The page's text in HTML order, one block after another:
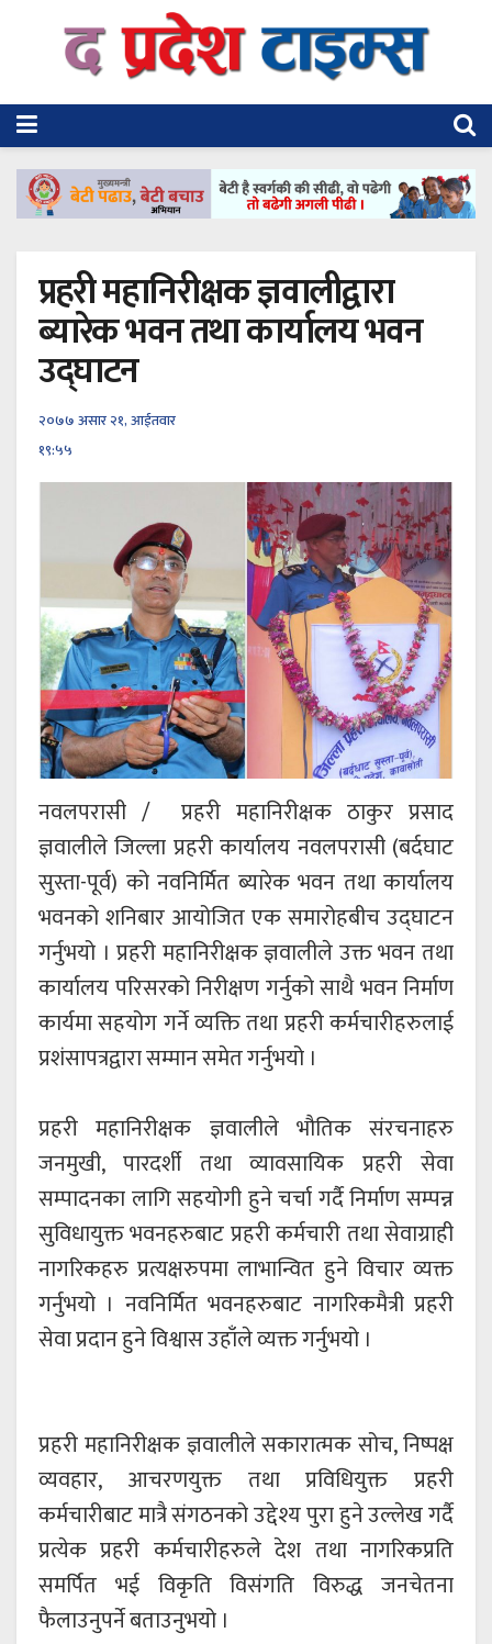
प्रहरी महानिरीक्षक ज्ञवालीद्वारा
ब्यारेक भवन तथा कार्यालय भवन
उद्‌घाटन
२०७७ असार २१, आईतवार
१९:५५
नवलपरासी / प्रहरी महानिरीक्षक ठाकुर प्रसाद
ज्ञवालीले जिल्ला प्रहरी कार्यालय नवलपरासी (बर्दघाट
सुस्ता-पूर्व) को नवनिर्मित ब्यारेक भवन तथा कार्यालय
भवनको शनिबार आयोजित एक समारोहबीच उद्‌घाटन
गर्नुभयो । प्रहरी महानिरीक्षक ज्ञवालीले उक्त भवन तथा
कार्यालय परिसरको निरीक्षण गर्नुको साथै भवन निर्माण
कार्यमा सहयोग गर्ने व्यक्ति तथा प्रहरी कर्मचारीहरुलाई
प्रशंसापत्रद्वारा सम्मान समेत गर्नुभयो ।
प्रहरी महानिरीक्षक ज्ञवालीले भौतिक संरचनाहरु
जनमुखी, पारदर्शी तथा व्यावसायिक प्रहरी सेवा
सम्पादनका लागि सहयोगी हुने चर्चा गर्दै निर्माण सम्पन्न
सुविधायुक्त भवनहरुबाट प्रहरी कर्मचारी तथा सेवाग्राही
नागरिकहरु प्रत्यक्षरुपमा लाभान्वित हुने विचार व्यक्त
गर्नुभयो । नवनिर्मित भवनहरुबाट नागरिकमैत्री प्रहरी
सेवा प्रदान हुने विश्वास उहाँले व्यक्त गर्नुभयो ।
प्रहरी महानिरीक्षक ज्ञवालीले सकारात्मक सोच, निष्पक्ष
व्यवहार, आचरणयुक्त तथा प्रविधियुक्त प्रहरी
कर्मचारीबाट मात्रै संगठनको उद्देश्य पुरा हुने उल्लेख गर्दै
प्रत्येक प्रहरी कर्मचारीहरुले देश तथा नागरिकप्रति
समर्पित भई विकृति विसंगति विरुद्ध जनचेतना
फैलाउनुपर्ने बताउनुभयो ।